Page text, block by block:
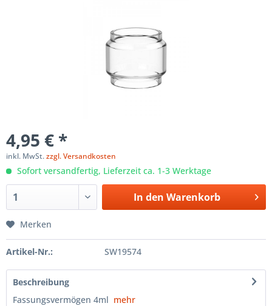
4,95 € *
inkl. MwSt.zzgl. Versandkosten
Sofort versandfertig, Lieferzeit ca. 1-3 Werktage
In den Warenkorb
Merken
Artikel-Nr.: SW19574
Beschreibung
Fassungsvermögen 4ml mehr